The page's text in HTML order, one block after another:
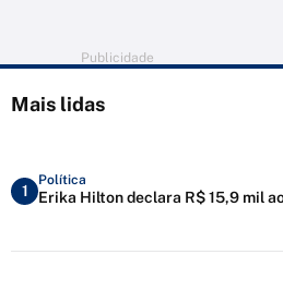
Publicidade
Mais lidas
1
Política
Erika Hilton declara R$ 15,9 mil